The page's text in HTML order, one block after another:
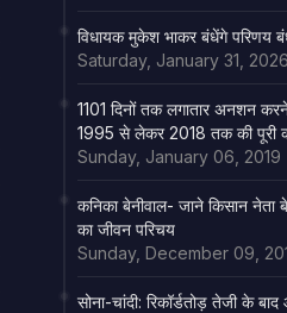
विधायक मुकेश भाकर बंधेंगे परिणय
Saturday, January 31, 2026
1101 दिनों तक लगातार अनशन करने
1995 से लेकर 2018 तक की पूरी
Sunday, January 06, 2019
कनिका बेनीवाल- जाने किसान नेता
का जीवन परिचय
Sunday, December 09,
सोना-चांदी: रिकॉर्डतोड़ तेजी के